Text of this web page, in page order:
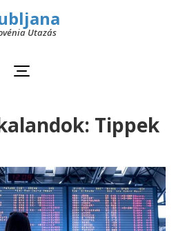
Utazás
Tippek